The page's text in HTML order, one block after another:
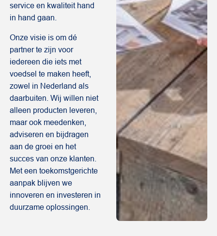
service en kwaliteit hand
in hand gaan.
Onze visie is om dé
partner te zijn voor
iedereen die iets met
voedsel te maken heeft,
zowel in Nederland als
daarbuiten. Wij willen niet
alleen producten leveren,
maar ook meedenken,
adviseren en bijdragen
aan de groei en het
succes van onze klanten.
Met een toekomstgerichte
aanpak blijven we
innoveren en investeren in
duurzame oplossingen.